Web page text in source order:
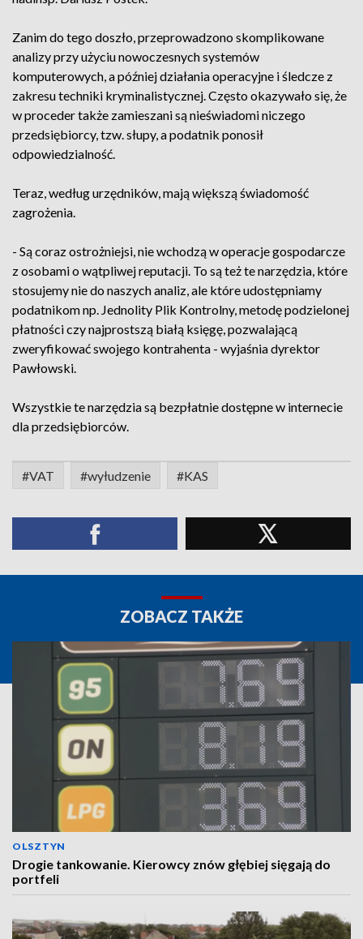
Zanim do tego doszło, przeprowadzono skomplikowane
analizy przy użyciu nowoczesnych systemów
komputerowych, a później działania operacyjne i śledcze z
zakresu techniki kryminalistycznej. Często okazywało się, że
w proceder także zamieszani są nieświadomi niczego
przedsiębiorcy, tzw. słupy, a podatnik ponosił
odpowiedzialność.
Teraz, według urzędników, mają większą świadomość
zagrożenia.
- Są coraz ostrożniejsi, nie wchodzą w operacje gospodarcze
z osobami o wątpliwej reputacji. To są też te narzędzia, które
stosujemy nie do naszych analiz, ale które udostępniamy
podatnikom np. Jednolity Plik Kontrolny, metodę podzielonej
płatności czy najprostszą białą księgę, pozwalającą
zweryfikować swojego kontrahenta - wyjaśnia dyrektor
Pawłowski.
Wszystkie te narzędzia są bezpłatnie dostępne w internecie
dla przedsiębiorców.
#VAT #wyłudzenie #KAS
ZOBACZ TAKŻE
OLSZTYN
Drogie tankowanie. Kierowcy znów głębiej sięgają do
portfeli